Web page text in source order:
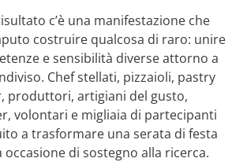
c’è una manifestazione che
costruire qualcosa di raro: unire
e sensibilità diverse attorno a
Chef stellati, pizzaioli, pastry
produttori, artigiani del gusto,
volontari e migliaia di partecipanti
a trasformare una serata di festa
di sostegno alla ricerca.